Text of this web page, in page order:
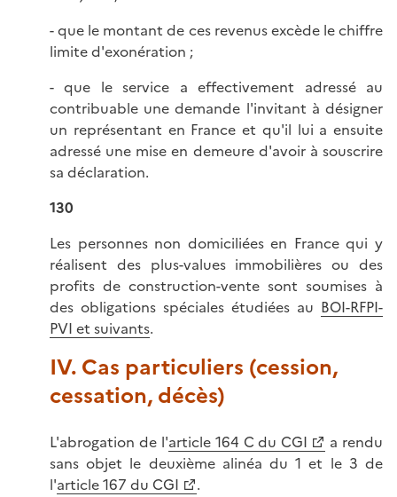
- que le montant de ces revenus excède le chiffre
limite d'exonération ;
- que le service a effectivement adressé au
contribuable une demande l'invitant à désigner
un représentant en France et qu'il lui a ensuite
adressé une mise en demeure d'avoir à souscrire
sa déclaration.
130
Les personnes non domiciliées en France qui y
réalisent des plus-values immobilières ou des
profits de construction-vente sont soumises à
des obligations spéciales étudiées au BOI-RFPI-
PVI et suivants.
IV. Cas particuliers (cession,
cessation, décès)
L'abrogation de l'article 164 C du CGI
a rendu
sans objet le deuxième alinéa du 1 et le 3 de
l'article 167 du CGI
.